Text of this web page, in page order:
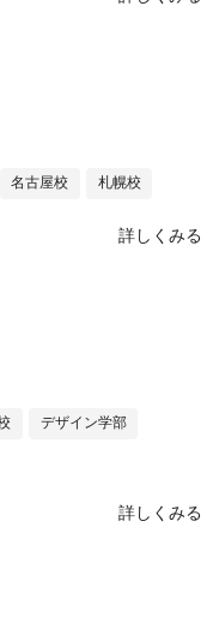
名古屋校 札幌校
詳しくみる
デザイン学部
詳しくみる